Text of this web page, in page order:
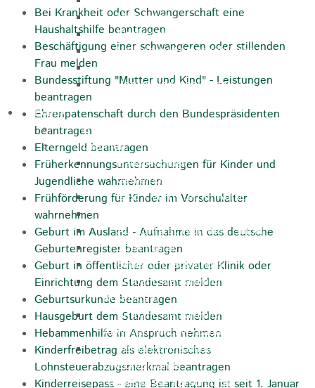
Hebesätze
Kindergartengebühren
Hallenbenutzungsgebühren
Verwaltungsgebühren
Politik
Bürgermeister
Gremien
Bauausschuss
Gemeinderat
GEO - Vertreter im Aufsichtsrat
Aufsichtsrat Wohnbau GmbH
Stiftungsrat "Stiftung Heubach"
Umlegungsausschuss
Verbandsversammlung der VG
Rosenstein
Verbandsversammlung des
Abwasserzweckverband Lauter-Rems
Verbandsversammlung des
Zweckverbands
Landeswasserversorgung
Bei Krankheit oder Schwangerschaft eine
Haushaltshilfe beantragen
Beschäftigung einer schwangeren oder stillenden
Frau melden
Bundesstiftung "Mutter und Kind" - Leistungen
beantragen
Ehrenpatenschaft durch den Bundespräsidenten
beantragen
Elterngeld beantragen
Früherkennungsuntersuchungen für Kinder und
Jugendliche wahrnehmen
Frühförderung für Kinder im Vorschulalter
wahrnehmen
Geburt im Ausland - Aufnahme in das deutsche
Geburtenregister beantragen
Geburt in öffentlicher oder privater Klinik oder
Einrichtung dem Standesamt melden
Geburtsurkunde beantragen
Hausgeburt dem Standesamt melden
Hebammenhilfe in Anspruch nehmen
Kinderfreibetrag als elektronisches
Lohnsteuerabzugsmerkmal beantragen
Kinderreisepass - eine Beantragung ist seit 1. Januar